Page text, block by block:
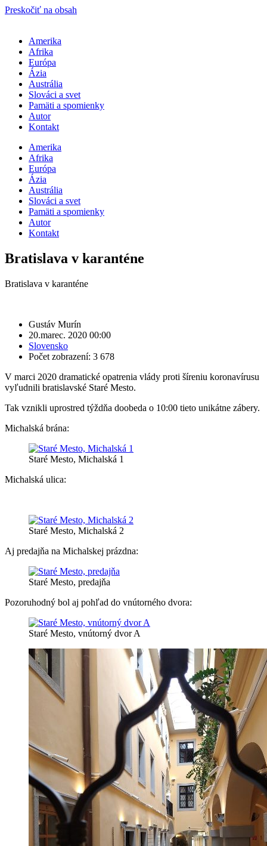
Preskočiť na obsah
Amerika
Afrika
Európa
Ázia
Austrália
Slováci a svet
Pamäti a spomienky
Autor
Kontakt
Amerika
Afrika
Európa
Ázia
Austrália
Slováci a svet
Pamäti a spomienky
Autor
Kontakt
Bratislava v karanténe
Bratislava v karanténe
Gustáv Murín
20.marec. 2020 00:00
Slovensko
Počet zobrazení: 3 678
V marci 2020 dramatické opatrenia vlády proti šíreniu koronavírusu
vyľudnili bratislavské Staré Mesto.
Tak vznikli uprostred týždňa doobeda o 10:00 tieto unikátne zábery.
Michalská brána:
Staré Mesto, Michalská 1
Michalská ulica:
Staré Mesto, Michalská 2
Aj predajňa na Michalskej prázdna:
Staré Mesto, predajňa
Pozoruhodný bol aj pohľad do vnútorného dvora:
Staré Mesto, vnútorný dvor A